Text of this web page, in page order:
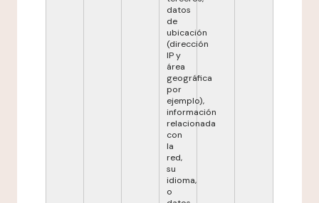
datos
de
ubicación
(dirección
IP y
área
geográfica
por
ejemplo),
información
relacionada
con
la
red,
su
idioma,
o